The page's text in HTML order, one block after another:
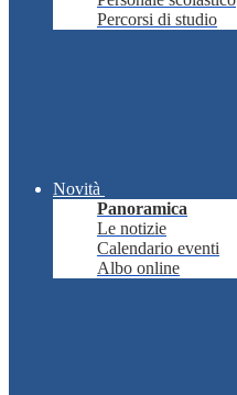
Percorsi di studio
Novità
Panoramica
Le notizie
Calendario eventi
Albo online